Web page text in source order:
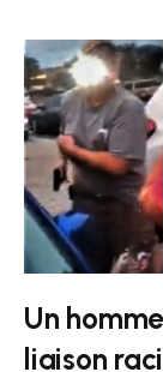
Un
liaison